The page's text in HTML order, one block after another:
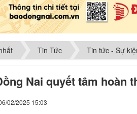
Tin Tức Tin tức - Sự
Nai quyết tâm hoàn
02/2025 15:03